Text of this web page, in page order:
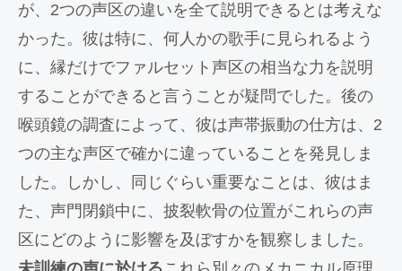
が、2つの声区の違いを全て説明できるとは考えな
かった。彼は特に、何人かの歌手に見られるよう
に、縁だけでファルセット声区の相当な力を説明
することができると言うことが疑問でした。後の
喉頭鏡の調査によって、彼は声帯振動の仕方は、2
つの主な声区で確かに違っていることを発見しま
した。しかし、同じぐらい重要なことは、彼はま
た、声門閉鎖中に、披裂軟骨の位置がこれらの声
区にどのように影響を及ぼすかを観察しました。